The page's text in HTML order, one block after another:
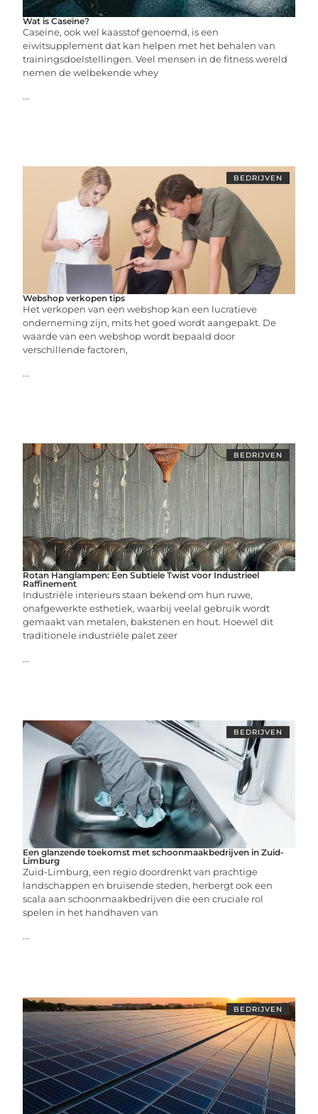
Wat is Caseïne?
Caseïne, ook wel kaasstof genoemd, is een
eiwitsupplement dat kan helpen met het behalen van
trainingsdoelstellingen. Veel mensen in de fitness wereld
nemen de welbekende whey
...
BEDRIJVEN
Webshop verkopen tips
Het verkopen van een webshop kan een lucratieve
onderneming zijn, mits het goed wordt aangepakt. De
waarde van een webshop wordt bepaald door
verschillende factoren,
...
BEDRIJVEN
Rotan Hanglampen: Een Subtiele Twist voor Industrieel
Raffinement
Industriële interieurs staan bekend om hun ruwe,
onafgewerkte esthetiek, waarbij veelal gebruik wordt
gemaakt van metalen, bakstenen en hout. Hoewel dit
traditionele industriële palet zeer
...
BEDRIJVEN
Een glanzende toekomst met schoonmaakbedrijven in Zuid-
Limburg
Zuid-Limburg, een regio doordrenkt van prachtige
landschappen en bruisende steden, herbergt ook een
scala aan schoonmaakbedrijven die een cruciale rol
spelen in het handhaven van
...
BEDRIJVEN